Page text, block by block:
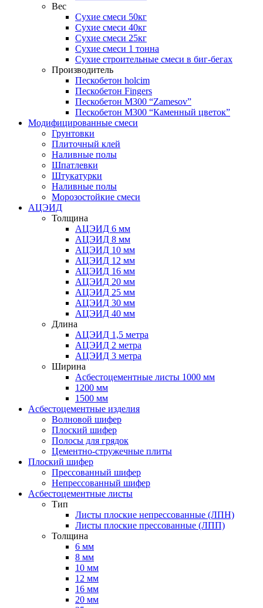
Вес
Сухие смеси 50кг
Сухие смеси 40кг
Сухие смеси 25кг
Сухие смеси 1 тонна
Сухие строительные смеси в биг-бегах
Производитель
Пескобетон holcim
Пескобетон Fingers
Пескобетон М300 “Zamesov”
Пескобетон М300 “Каменный цветок”
Модифицированные смеси
Грунтовки
Плиточный клей
Наливные полы
Шпатлевки
Штукатурки
Наливные полы
Морозостойкие смеси
АЦЭИД
Толщина
АЦЭИД 6 мм
АЦЭИД 8 мм
АЦЭИД 10 мм
АЦЭИД 12 мм
АЦЭИД 16 мм
АЦЭИД 20 мм
АЦЭИД 25 мм
АЦЭИД 30 мм
АЦЭИД 40 мм
Длина
АЦЭИД 1,5 метра
АЦЭИД 2 метра
АЦЭИД 3 метра
Ширина
Асбестоцементные листы 1000 мм
1200 мм
1500 мм
Асбестоцементные изделия
Волновой шифер
Плоский шифер
Полосы для грядок
Цементно-стружечные плиты
Плоский шифер
Прессованный шифер
Непрессованный шифер
Асбестоцементные листы
Тип
Листы плоские непрессованные (ЛПН)
Листы плоские прессованные (ЛПП)
Толщина
6 мм
8 мм
10 мм
12 мм
16 мм
20 мм